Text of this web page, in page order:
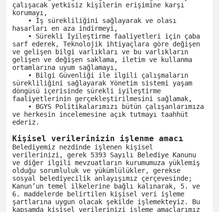
çalışacak yetkisiz kişilerin erişimine karşı
korumayı,
hasarları en aza indirmeyi,
sarf ederek, Teknolojik ihtiyaçlara göre değişen
ve gelişen bilgi varlıkları ve bu varlıkların
gelişen ve değişen saklama, iletim ve kullanma
ortamlarına uyum sağlamayı,
sürekliliğini sağlayarak Yönetim sistemi yaşam
döngüsü içerisinde sürekli iyileştirme
faaliyetlerinin gerçekleştirilmesini sağlamak,
ve herkesin incelemesine açık tutmayı taahhüt
ederiz.
Kişisel verilerinizin işlenme amacı
Belediyemiz nezdinde işlenen kişisel
verilerinizi, gerek 5393 Sayılı Belediye Kanunu
ve diğer ilgili mevzuatların kurumumuza yüklemiş
olduğu sorumluluk ve yükümlülükler, gerekse
sosyal belediyecilik anlayışımız çerçevesinde;
Kanun’un temel ilkelerine bağlı kalınarak, 5. ve
6. maddelerde belirtilen kişisel veri işleme
şartlarına uygun olacak şekilde işlemekteyiz. Bu
kapsamda kişisel verilerinizi işleme amaçlarımız